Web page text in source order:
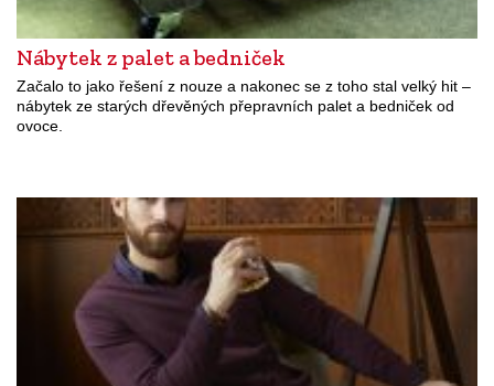
Nábytek z palet a bedniček
Začalo to jako řešení z nouze a nakonec se z toho stal velký hit –
nábytek ze starých dřevěných přepravních palet a bedniček od
ovoce.